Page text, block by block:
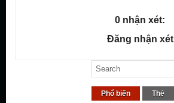
0 nhận xét:
Đăng nhận xét
Phổ biến Thẻ